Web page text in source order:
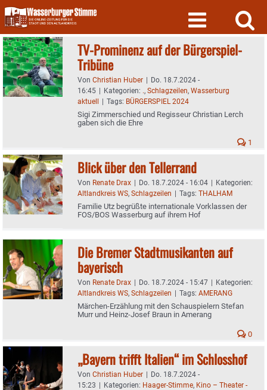
Skip
to
content
TV-Prominenz auf der Bürgerspiel-
Tribüne
Von Christian Huber | Do. 18.7.2024 -
16:45 | Kategorien: ., Schlagzeilen, Wasserburg
aktuell | Tags: BÜRGERSPIEL 2024
Sigi Zimmerschied und Regisseur Christian Lerch
gaben sich die Ehre
1
Blick über den Tellerrand
Von Renate Drax | Do. 18.7.2024 - 16:04 | Kategorien:
Altlandkreis WS, Schlagzeilen | Tags: THALHAM
Familie Utz begrüßte internationale Vorklassen der
FOS/BOS Wasserburg auf ihrem Hof
Die Bremer Stadtmusikanten auf
bayerisch
Von Renate Drax | Do. 18.7.2024 - 15:47 | Kategorien:
Altlandkreis WS, Schlagzeilen | Tags: AMERANG
Märchen-Erzählung mit den Schauspielern Stefan
Murr und Heinz-Josef Braun in Amerang
0
„Bayern trifft Italien“ im Schlosshof
Von Christian Huber | Do. 18.7.2024 -
15:23 | Kategorien: Haager-Stimme, Kino – Theater -